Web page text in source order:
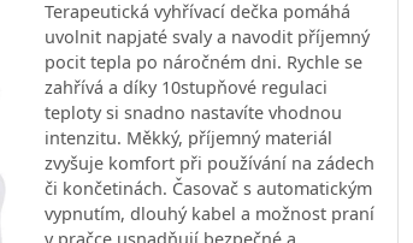
Terapeutická vyhřívací dečka pomáhá
uvolnit napjaté svaly a navodit příjemný
pocit tepla po náročném dni. Rychle se
zahřívá a díky 10stupňové regulaci
teploty si snadno nastavíte vhodnou
intenzitu. Měkký, příjemný materiál
zvyšuje komfort při používání na zádech
či končetinách. Časovač s automatickým
vypnutím, dlouhý kabel a možnost praní